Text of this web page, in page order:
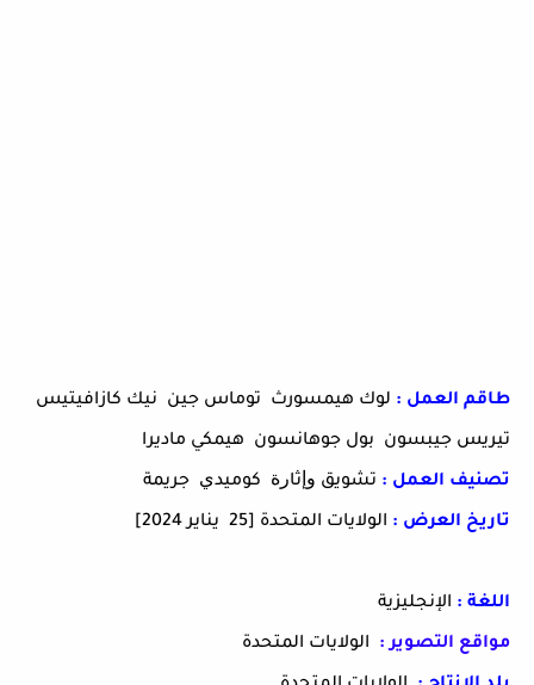
طاقم العمل : لوك هيمسورث توماس جين نيك كازافيتيس
تيريس جيبسون بول جوهانسون هيمكي ماديرا
تصنيف العمل : ﺗﺸﻮﻳﻖ ﻭﺇﺛﺎﺭﺓ ﻛﻮﻣﻴﺪﻱ ﺟﺮﻳﻤﺔ
تاريخ العرض : الولايات المتحدة [25 يناير 2024]
اللغة : الإنجليزية
مواقع التصوير : الولايات المتحدة